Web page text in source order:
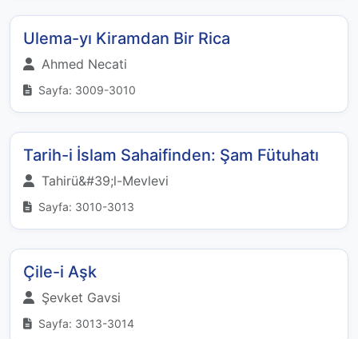
Ulema-yı Kiramdan Bir Rica
Ahmed Necati
Sayfa: 3009-3010
Tarih-i İslam Sahaifinden: Şam Fütuhatı
Tahirü&#39;l-Mevlevi
Sayfa: 3010-3013
Çile-i Aşk
Şevket Gavsi
Sayfa: 3013-3014